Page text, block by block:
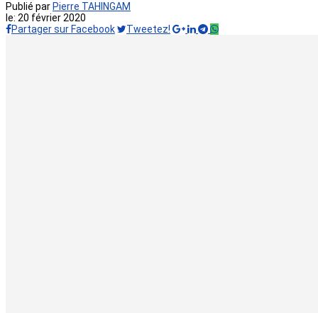
Publié par Pierre TAHINGAM
le: 20 février 2020
Partager sur Facebook
Tweetez!